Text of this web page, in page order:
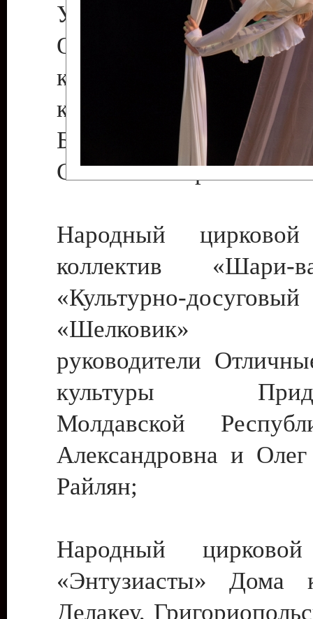
Участники фестиваля:
Образцовый
коллектив
культуры с.
Бендеры ,
Светлана Георгиевна
Народный цирковой
коллектив
«Культурно-
«Шелковик»
руководители
культуры
Молдавской
Александровна и
Райлян;
Народный цирковой
«Энтузиасты» Дома
Делакеу,